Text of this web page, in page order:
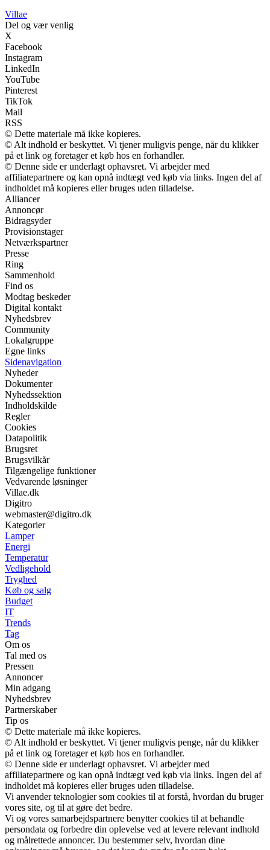
Villae
Del og vær venlig
X
Facebook
Instagram
LinkedIn
YouTube
Pinterest
TikTok
Mail
RSS
© Dette materiale må ikke kopieres.
© Alt indhold er beskyttet. Vi tjener muligvis penge, når du klikker
på et link og foretager et køb hos en forhandler.
© Denne side er underlagt ophavsret. Vi arbejder med
affiliatepartnere og kan opnå indtægt ved køb via links. Ingen del af
indholdet må kopieres eller bruges uden tilladelse.
Alliancer
Annoncør
Bidragsyder
Provisionstager
Netværkspartner
Presse
Ring
Sammenhold
Find os
Modtag beskeder
Digital kontakt
Nyhedsbrev
Community
Lokalgruppe
Egne links
Sidenavigation
Nyheder
Dokumenter
Nyhedssektion
Indholdskilde
Regler
Cookies
Datapolitik
Brugsret
Brugsvilkår
Tilgængelige funktioner
Vedvarende løsninger
Villae.dk
Digitro
webmaster@digitro.dk
Kategorier
Lamper
Energi
Temperatur
Vedligehold
Tryghed
Køb og salg
Budget
IT
Trends
Tag
Om os
Tal med os
Pressen
Annoncer
Min adgang
Nyhedsbrev
Partnerskaber
Tip os
© Dette materiale må ikke kopieres.
© Alt indhold er beskyttet. Vi tjener muligvis penge, når du klikker
på et link og foretager et køb hos en forhandler.
© Denne side er underlagt ophavsret. Vi arbejder med
affiliatepartnere og kan opnå indtægt ved køb via links. Ingen del af
indholdet må kopieres eller bruges uden tilladelse.
Vi anvender teknologier som cookies til at forstå, hvordan du bruger
vores site, og til at gøre det bedre.
Vi og vores samarbejdspartnere benytter cookies til at behandle
persondata og forbedre din oplevelse ved at levere relevant indhold
og målrettede annoncer. Du bestemmer selv, hvordan dine